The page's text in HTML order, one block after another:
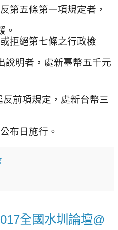
第五條第一項規定者，
。
拒絕第七條之行政檢
說明者，處新臺幣五千元
前項規定，處新台幣三
布日施行。
全國水圳論壇@